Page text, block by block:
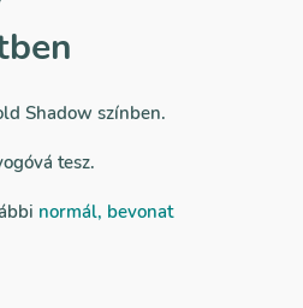
Shadow színben.
tesz.
normál, bevonat